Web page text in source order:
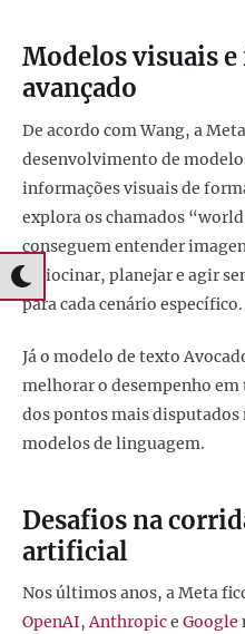
Modelos visuais
avançado
De acordo com Wang, a
desenvolvimento de
informações visuais de
explora os chamados
conseguem entender
raciocinar, planejar e agir
para cada cenário específico.
Já o modelo de texto
melhorar o desempenho
dos pontos mais disputados
modelos de linguagem.
Desafios na
artificial
Nos últimos anos, a Meta
OpenAI,Anthropice Google